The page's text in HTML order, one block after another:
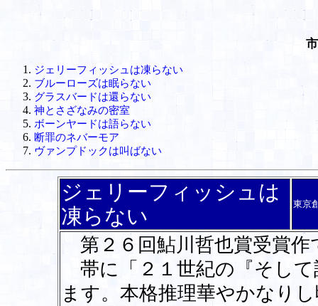
ジェリーフィッシュは凍らない
ブルーローズは眠らない
グラスバードは還らない
神とさざなみの密室
ボーンヤードは語らない
断罪のネバーモア
ヴァンプドックは叫ばない
ジェリーフィッシュは
凍らない
東京
第２６回鮎川哲也賞受賞作
帯に「２１世紀の『そし
ます。本格推理華やかなり